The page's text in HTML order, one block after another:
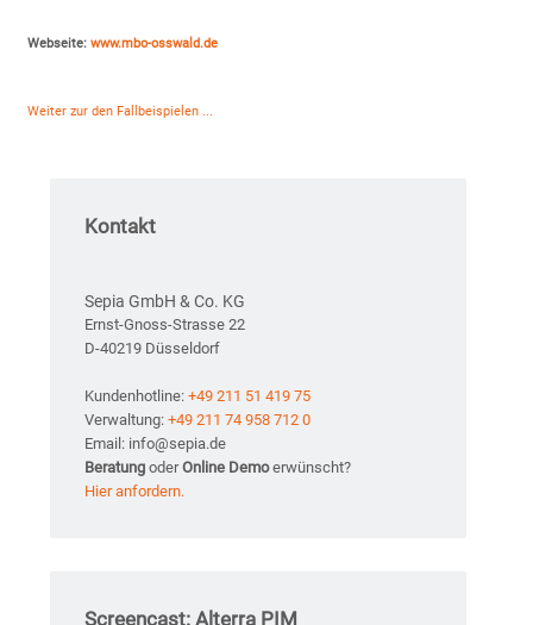
Webseite: www.mbo-osswald.de
Weiter zur den Fallbeispielen ...
Kontakt
Sepia GmbH & Co. KG
Ernst-Gnoss-Strasse 22
D-40219 Düsseldorf
Kundenhotline: +49 211 51 419 75
Verwaltung: +49 211 74 958 712 0
Email: info@sepia.de
Beratung oderOnline Demoerwünscht?
Hier anfordern.
Screencast: Alterra PIM